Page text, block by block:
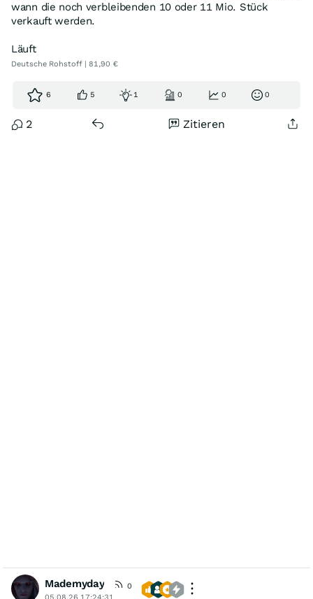
wann die noch verbleibenden 10 oder 11 Mio. Stück
verkauft werden.
Läuft
Deutsche Rohstoff | 81,90 €
6 5 1 0 0 0
2 Zitieren
Mademyday
0
05.08.26 17:24:31